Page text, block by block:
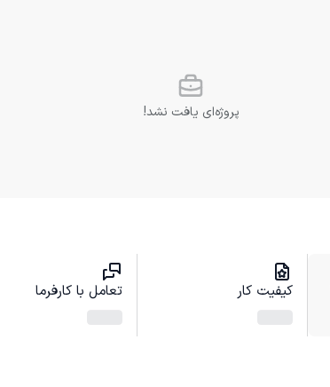
پروژه‌ای یافت نشد!
کیفیت کار تعامل با کارفرما